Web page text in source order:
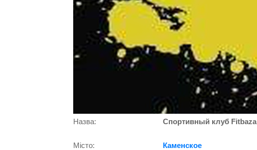
Назва: Спортивный клуб Fitbaza
Місто: Каменское